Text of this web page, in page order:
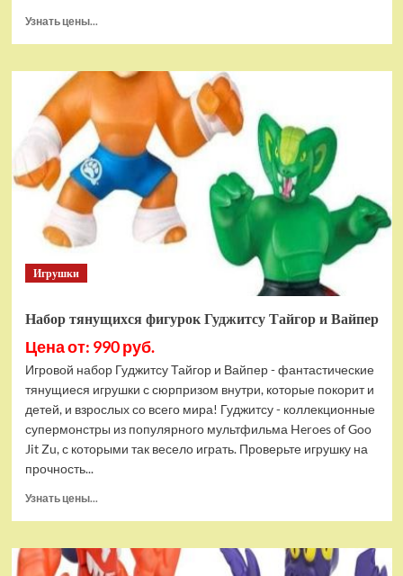
Узнать цены...
Игра
Sponge
Bob
SquarePants
Battle
For
Bikini
Bottom
Rehydrated
(XBOX
Игрушки
Набор тянущихся фигурок Гуджитсу Тайгор и Вайпер
Цена от: 990 руб.
Игровой набор Гуджитсу Тайгор и Вайпер - фантастические
тянущиеся игрушки с сюрпризом внутри, которые покорит и
детей, и взрослых со всего мира! Гуджитсу - коллекционные
супермонстры из популярного мультфильма Heroes of Goo
Jit Zu, с которыми так весело играть. Проверьте игрушку на
прочность...
Узнать цены...
Набор
тянущихся